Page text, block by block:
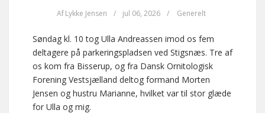
Af Lykke Jensen / jul 06, 2026 / Generelt
Søndag kl. 10 tog Ulla Andreassen imod os fem
deltagere på parkeringspladsen ved Stigsnæs. Tre af
os kom fra Bisserup, og fra Dansk Ornitologisk
Forening Vestsjælland deltog formand Morten
Jensen og hustru Marianne, hvilket var til stor glæde
for Ulla og mig.